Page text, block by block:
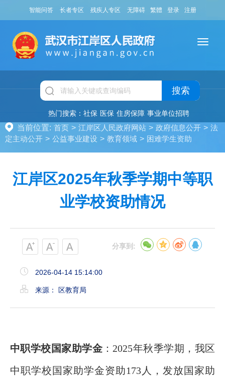
智能问答 长者专区 残疾人专区 无障碍 繁體 登录 注册
搜索
热门搜索： 社保 医保 住房保障 事业单位招聘
当前位置: 首页 > 江岸区人民政府网站 > 政府信息公开 > 法
定主动公开 > 公益事业建设 > 教育领域 > 困难学生资助
江岸区2025年秋季学期中等职
业学校资助情况
分享到:
2026-04-14 15:14:00
来源： 区教育局
中职学校国家助学金 ： 2025年秋季学期， 我区
中职学校国家助学金资助173人， 发放国家助